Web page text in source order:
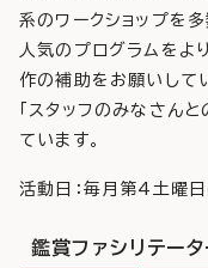
系のワークショップを
人気のプログラムをよ
作の補助をお願いして
「スタッフのみなさん
ています。
活動日：毎月第4土曜
鑑賞ファシリテータ